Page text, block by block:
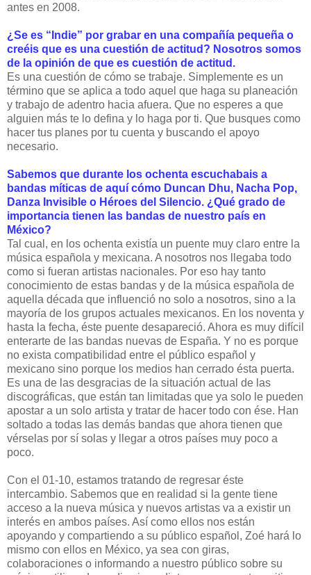
antes en 2008.
¿Se es “Indie” por grabar en una compañía pequeña o
creéis que es una cuestión de actitud? Nosotros somos
de la opinión de que es cuestión de actitud.
Es una cuestión de cómo se trabaje. Simplemente es un
término que se aplica a todo aquel que haga su planeación
y trabajo de adentro hacia afuera. Que no esperes a que
alguien más te lo defina y lo haga por ti. Que busques como
hacer tus planes por tu cuenta y buscando el apoyo
necesario.
Sabemos que durante los ochenta escuchabais a
bandas míticas de aquí cómo Duncan Dhu, Nacha Pop,
Danza Invisible o Héroes del Silencio. ¿Qué grado de
importancia tienen las bandas de nuestro país en
México?
Tal cual, en los ochenta existía un puente muy claro entre la
música española y mexicana. A nosotros nos llegaba todo
como si fueran artistas nacionales. Por eso hay tanto
conocimiento de estas bandas y de la música española de
aquella década que influenció no solo a nosotros, sino a la
mayoría de los grupos actuales mexicanos. En los noventa y
hasta la fecha, éste puente desapareció. Ahora es muy difícil
enterarte de las bandas nuevas de España. Y no es porque
no exista compatibilidad entre el público español y
mexicano sino porque los medios han cerrado ésta puerta.
Es una de las desgracias de la situación actual de las
discográficas, que están tan limitadas que ya solo le pueden
apostar a un solo artista y tratar de hacer todo con ése. Han
soltado a todas las demás bandas que ahora tienen que
vérselas por sí solas y llegar a otros países muy poco a
poco.
Con el 01-10, estamos tratando de regresar éste
intercambio. Sabemos que en realidad si la gente tiene
acceso a la nueva música y nuevos artistas va a existir un
interés en ambos países. Así como ellos nos están
apoyando y compartiendo a su público español, Zoé hará lo
mismo con ellos en México, ya sea con giras,
colaboraciones o informando a nuestro público sobre su